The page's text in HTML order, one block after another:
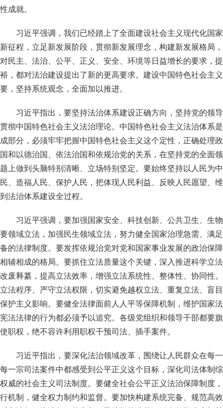
性成就。
习近平强调，我们已经踏上了全面建设社会主义现代化国
新征程，立足新发展阶段，贯彻新发展理念，构建新发展格局
对民主、法治、公平、正义、安全、环境等日益增长的要求，
裕，都对法治建设提出了新的更高要求。建设中国特色社会主
要，坚持系统观念，全面加以推进。
习近平指出，要坚持法治体系建设正确方向，坚持党的领
贯彻中国特色社会主义法治理论。中国特色社会主义法治体系
成部分，必须牢牢把握中国特色社会主义这个定性，正确处理
国和以德治国、依法治国和依规治党的关系，在坚持党的全面
题上做到头脑特别清晰、立场特别坚定。要始终坚持以人民为
民、造福人民、保护人民，把体现人民利益、反映人民愿望、
到法治体系建设全过程。
习近平强调，要加强国家安全、科技创新、公共卫生、生
要领域立法，加强民生领域立法，努力健全国家治理急需、满
备的法律制度。要发挥依规治党对党和国家事业发展的政治保
相辅相成的格局。要抓住立法质量这个关键，深入推进科学立
改废释纂，提高立法效率，增强立法系统性、整体性、协同性
立法程序、严守立法权限，切实避免越权立法、重复立法、盲
保护主义影响。要健全法律面前人人平等保障机制，维护国家
宪法法律的行为都必须予以追究。各级党组织和领导干部都要
使职权，绝不容许利用职权干预司法、插手案件。
习近平指出，要深化法治领域改革，围绕让人民群众在每
每一宗司法案件中都感受到公平正义这个目标，深化司法体制
权威的社会主义司法制度。要健全社会公平正义法治保障制度
行机制，健全权力制约和监督。要加快构建系统完备、规范高